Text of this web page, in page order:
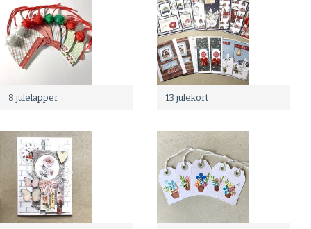
8 julelapper 13 julekort